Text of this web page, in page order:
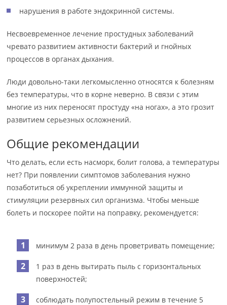
нарушения в работе эндокринной системы.
Несвоевременное лечение простудных заболеваний
чревато развитием активности бактерий и гнойных
процессов в органах дыхания.
Люди довольно-таки легкомысленно относятся к болезням
без температуры, что в корне неверно. В связи с этим
многие из них переносят простуду «на ногах», а это грозит
развитием серьезных осложнений.
Общие рекомендации
Что делать, если есть насморк, болит голова, а температуры
нет? При появлении симптомов заболевания нужно
позаботиться об укреплении иммунной защиты и
стимуляции резервных сил организма. Чтобы меньше
болеть и поскорее пойти на поправку, рекомендуется:
минимум 2 раза в день проветривать помещение;
1 раз в день вытирать пыль с горизонтальных
поверхностей;
соблюдать полупостельный режим в течение 5